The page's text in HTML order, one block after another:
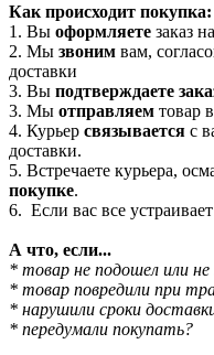
Как происходит покупка:
1. Вы оформляете заказ
2. Мы звоним вам,
доставки
3. Вы подтверждаете
3. Мы отправляем товар
4. Курьер связывается с
доставки.
5. Встречаете курьера,
покупке.
6. Если вас все
А что, если...
* товар не подошел или не
* товар повредили при
* нарушили сроки
* передумали покупать?